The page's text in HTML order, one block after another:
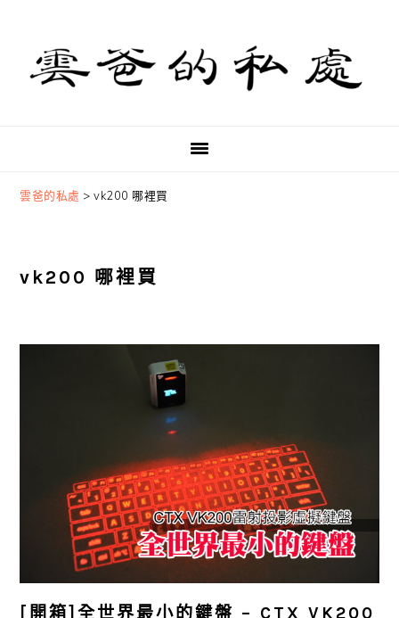
primary
navigation
content
primary
sidebar
雲爸的私處 >vk200 哪裡買
vk200 哪裡買
[開箱]全世界最小的鍵盤 – CTX VK200